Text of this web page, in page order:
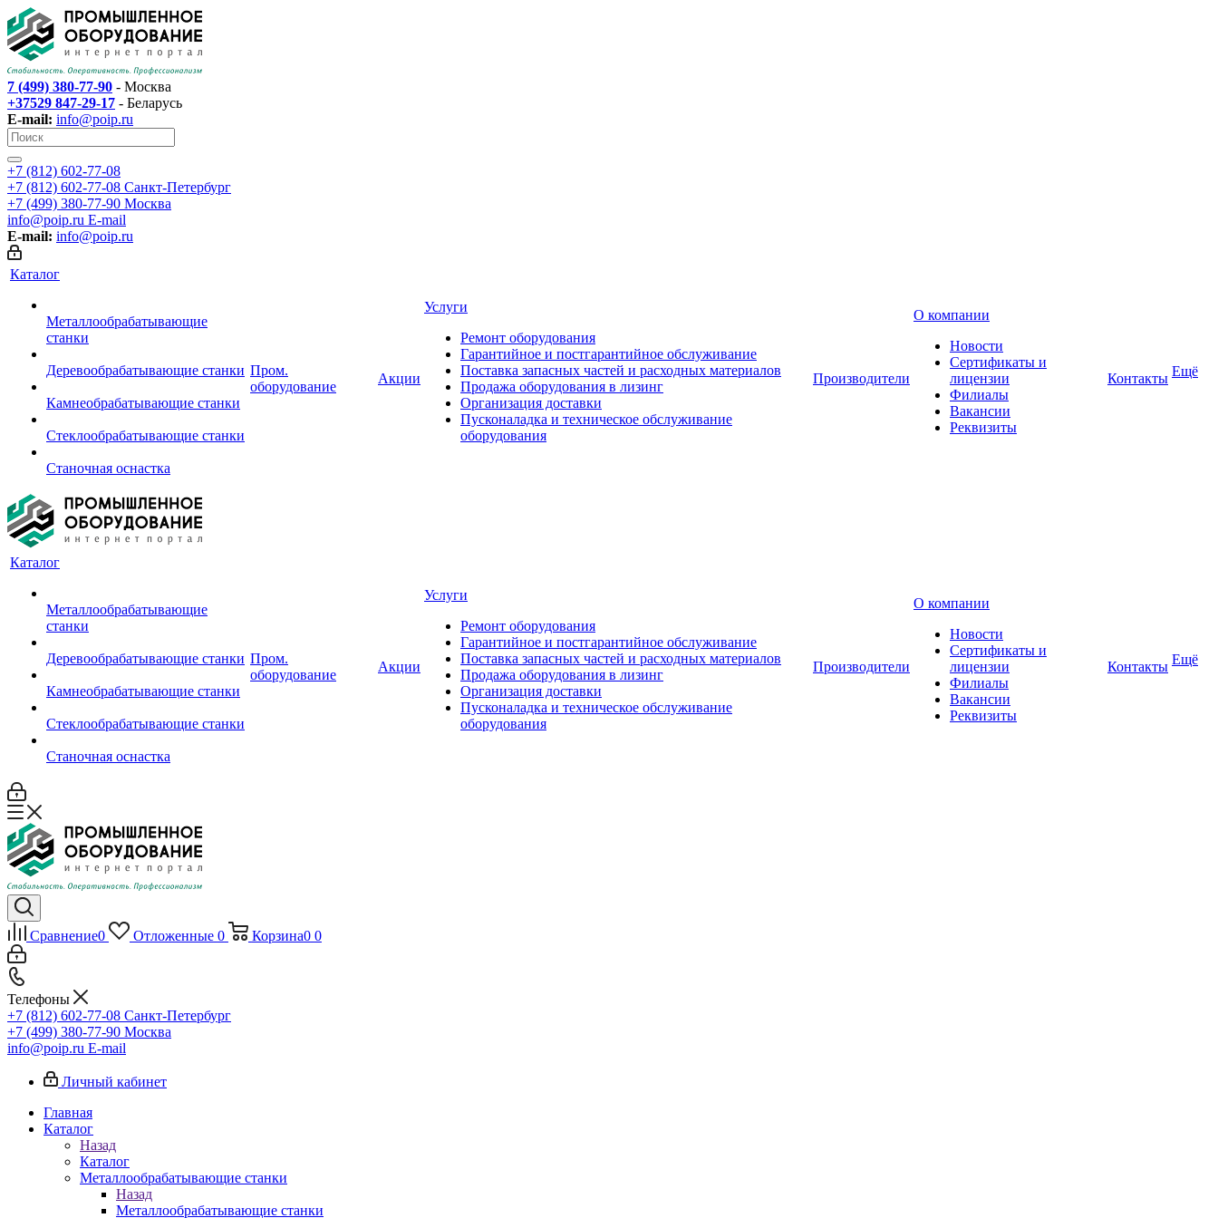
7 (499) 380-77-90 - Москва
+37529 847-29-17 - Беларусь
E-mail: info@poip.ru
+7 (812) 602-77-08
+7 (812) 602-77-08 Санкт-Петербург
+7 (499) 380-77-90 Москва
info@poip.ru E-mail
E-mail: info@poip.ru
Каталог
Металлообрабатывающие
станки
Деревообрабатывающие станки
Камнеобрабатывающие станки
Стеклообрабатывающие станки
Станочная оснастка
Пром.
оборудование
Акции
Услуги
Ремонт оборудования
Гарантийное и постгарантийное обслуживание
Поставка запасных частей и расходных материалов
Продажа оборудования в лизинг
Организация доставки
Пусконаладка и техническое обслуживание
оборудования
Производители
О компании
Новости
Сертификаты и
лицензии
Филиалы
Вакансии
Реквизиты
Контакты Ещё
Каталог
Металлообрабатывающие
станки
Деревообрабатывающие станки
Камнеобрабатывающие станки
Стеклообрабатывающие станки
Станочная оснастка
Пром.
оборудование
Акции
Услуги
Ремонт оборудования
Гарантийное и постгарантийное обслуживание
Поставка запасных частей и расходных материалов
Продажа оборудования в лизинг
Организация доставки
Пусконаладка и техническое обслуживание
оборудования
Производители
О компании
Новости
Сертификаты и
лицензии
Филиалы
Вакансии
Реквизиты
Контакты Ещё
Сравнение0 Отложенные 0 Корзина0 0
Телефоны
+7 (812) 602-77-08 Санкт-Петербург
+7 (499) 380-77-90 Москва
info@poip.ru E-mail
Личный кабинет
Главная
Каталог
Назад
Каталог
Металлообрабатывающие станки
Назад
Металлообрабатывающие станки